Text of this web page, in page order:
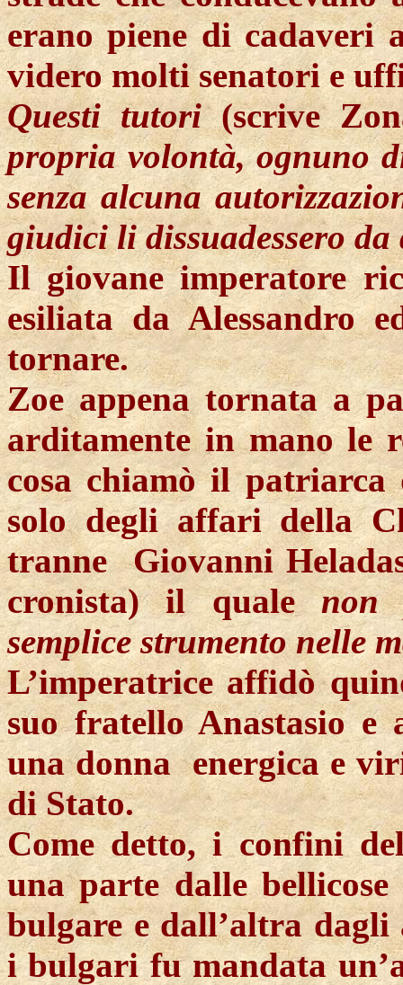
erano piene di cadaveri
videro molti senatori e
Questi tutori(scrive
propria volontà, ognuno
senza alcuna
giudici li dissuadessero da
Il giovane imperatore
esiliata da Alessandro
tornare.
Zoe appena tornata a
arditamente in mano le
cosa chiamò il patriarca
solo degli affari della
tranne
Giovanni
cronista) il qualenon
semplice strumento nelle
L’imperatrice affidò
suo fratello Anastasio e
unadonna energicae
di Stato.
Come detto, i confini
una parte dalle bellicose
bulgare e dall’altra
i bulgari fu mandata